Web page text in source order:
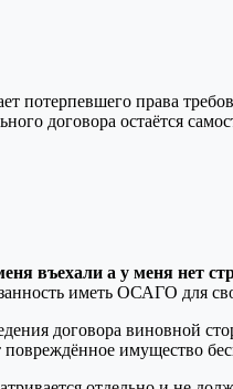
потерпевшего права
договора остаётся
въехали а у меня нет
иметь ОСАГО для
договора виновной
повреждённое имущество